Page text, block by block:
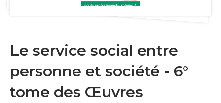
Le service social entre
personne et société - 6°
tome des Œuvres